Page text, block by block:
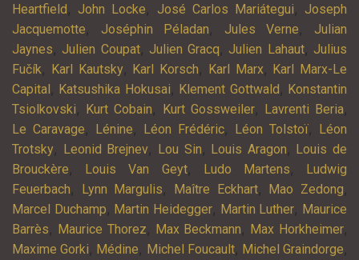
Heartfield , John Locke, José Carlos Mariátegui, Joseph
Jacquemotte, Joséphin Péladan, Jules Verne, Julian
Jaynes, Julien Coupat, Julien Gracq, Julien Lahaut, Julius
Fučík, Karl Kautsky, Karl Korsch, Karl Marx, Karl Marx-Le
Capital , Katsushika Hokusai, Klement Gottwald , Konstantin
Tsiolkovski, Kurt Cobain, Kurt Gossweiler, Lavrenti Beria,
Le Caravage, Lénine, Léon Frédéric, Léon Tolstoï,
Léon
Trotsky, Leonid Brejnev, Lou Sin, Louis Aragon, Louis de
Brouckère, Louis Van Geyt, Ludo Martens,
Ludwig
Feuerbach, Lynn Margulis, Maître Eckhart, Mao Zedong,
Marcel Duchamp, Martin Heidegger, Martin Luther, Maurice
Barrès, Maurice Thorez, Max Beckmann, Max Horkheimer,
Maxime Gorki, Médine, Michel Foucault, Michel Graindorge,